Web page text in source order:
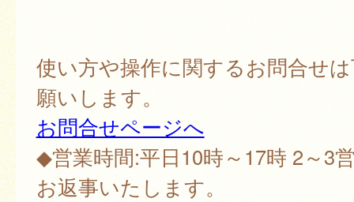
使い方や操作に関するお問合せ
願いします。
お問合せページへ
◆営業時間:平日10時～17時 2～3
お返事いたします。